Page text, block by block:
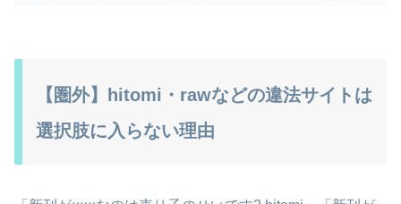
【圏外】hitomi・rawなどの違法サイトは
選択肢に入らない理由